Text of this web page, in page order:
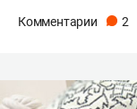
Комментарии 2